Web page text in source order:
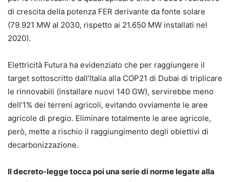
di crescita della potenza FER derivante da fonte solare
(79.921 MW al 2030, rispetto ai 21.650 MW installati nel
2020).
Elettricità Futura ha evidenziato che per raggiungere il
target sottoscritto dall’Italia alla COP21 di Dubai di triplicare
le rinnovabili (installare nuovi 140 GW), servirebbe meno
dell’1% dei terreni agricoli, evitando ovviamente le aree
agricole di pregio. Eliminare totalmente le aree agricole,
però, mette a rischio il raggiungimento degli obiettivi di
decarbonizzazione.
Il decreto-legge tocca poi una serie di norme legate alla